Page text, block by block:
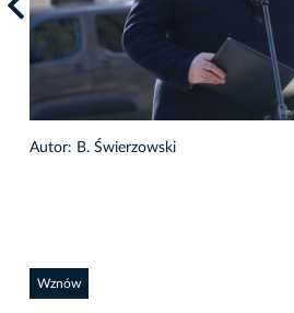
Autor: B. Świerzowski
Wznów